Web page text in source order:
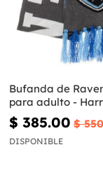
Bufanda de
para adulto -
$ 385.00 $
DISPONIBLE